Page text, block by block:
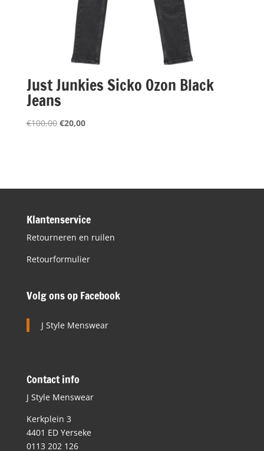
Just Junkies Sicko Ozon Black
Jeans
€100,00 Oorspronkelijke
€20,00Huidige
Klantenservice
Retourneren en ruilen
Retourformulier
Volg ons op Facebook
J Style Menswear
Contact info
J Style Menswear
Kerkplein 3
4401 ED Yerseke
0113 202 126